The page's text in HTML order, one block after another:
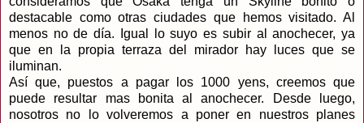
destacable como otras ciudades que hemos visitado. Al
menos no de día. Igual lo suyo es subir al anochecer, ya
que en la propia terraza del mirador hay luces que se
iluminan.
Así que, puestos a pagar los 1000 yens, creemos que
puede resultar mas bonita al anochecer. Desde luego,
nosotros no lo volveremos a poner en nuestros planes